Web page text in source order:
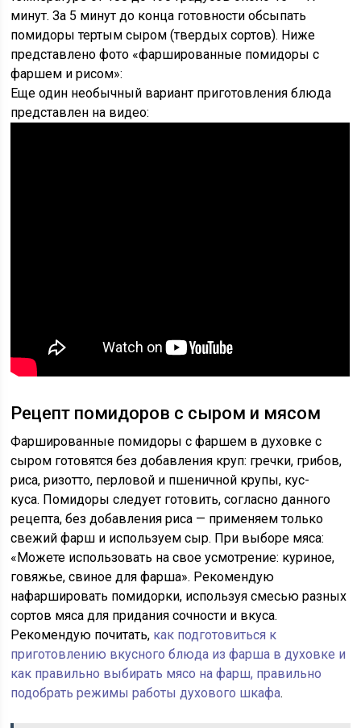
минут. За 5 минут до конца готовности обсыпать
помидоры тертым сыром (твердых сортов). Ниже
представлено фото «фаршированные помидоры с
фаршем и рисом»:
Еще один необычный вариант приготовления блюда
представлен на видео:
Рецепт помидоров с сыром и мясом
Фаршированные помидоры с фаршем в духовке с
сыром готовятся без добавления круп: гречки, грибов,
риса, ризотто, перловой и пшеничной крупы, кус-
куса. Помидоры следует готовить, согласно данного
рецепта, без добавления риса — применяем только
свежий фарш и используем сыр. При выборе мяса:
«Можете использовать на свое усмотрение: куриное,
говяжье, свиное для фарша». Рекомендую
нафаршировать помидорки, используя смесью разных
сортов мяса для придания сочности и вкуса.
Рекомендую почитать, как подготовиться к
приготовлению вкусного блюда из фарша в духовке и
как правильно выбирать мясо на фарш, правильно
подобрать режимы работы духового шкафа.